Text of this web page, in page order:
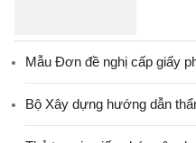
Mẫu Đơn đề nghị cấp giấy
Bộ Xây dựng hướng dẫn